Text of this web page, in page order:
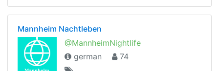
Mannheim Nachtleben
@MannheimNightlife
german
74